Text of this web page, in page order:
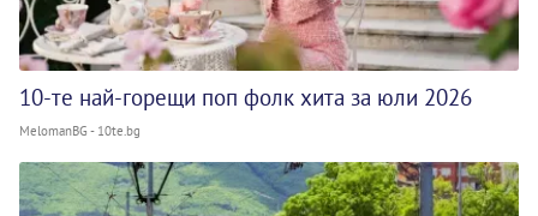
10-те най-горещи поп фолк хита за юли 2026
MelomanBG - 10te.bg